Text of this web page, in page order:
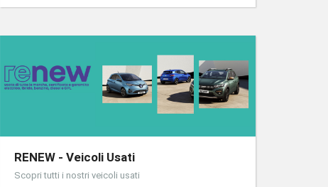
RENEW - Veicoli Usati
Scopri tutti i nostri veicoli usati